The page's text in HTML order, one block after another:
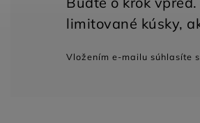
Vložením e-mailu súhlasíte s